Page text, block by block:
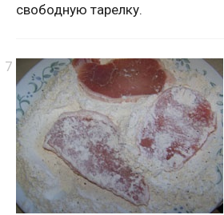
свободную тарелку.